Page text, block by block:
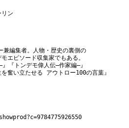
リン
兼編集者。人物・歴史の裏側の
エピソード収集家でもある。
『トンデモ偉人伝―作家編―』
奮い立たせる アウトロー100の言葉』